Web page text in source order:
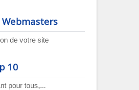
Webmasters
de votre site
10
pour tous,...